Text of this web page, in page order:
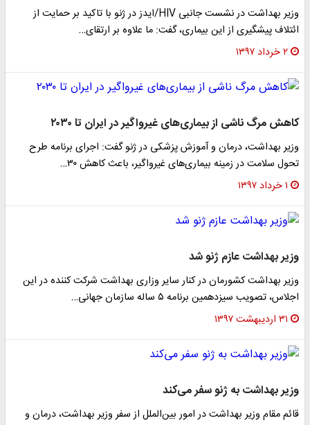
وزیر بهداشت در نشست جانبی HIV/ایدز در ژنو با تاکید بر حمایت از
ائتلاف پیشگیری از این بیماری، گفت: ما علاوه بر ارتقای…
۲ خرداد ۱۳۹۷
کاهش مرگ ناشی از بیماری‌های غیرواگیر در ایران تا ۲۰۳۰
وزیر بهداشت، درمان و آموزش پزشکی در ژنو گفت: اجرای برنامه طرح
تحول سلامت در زمینه بیماری‌های غیرواگیر، باعث کاهش ۳۰…
۱ خرداد ۱۳۹۷
وزیر بهداشت عازم ژنو شد
وزیر بهداشت کشورمان در کنار سایر وزاری بهداشت شرکت کننده در این
اجلاس، تصویب سیزدهمین برنامه ۵ ساله سازمان جهانی…
۳۱ اردیبهشت ۱۳۹۷
وزیر بهداشت به ژنو سفر می‌کند
قائم مقام وزیر بهداشت در امور بین‌الملل از سفر وزیر بهداشت، درمان و